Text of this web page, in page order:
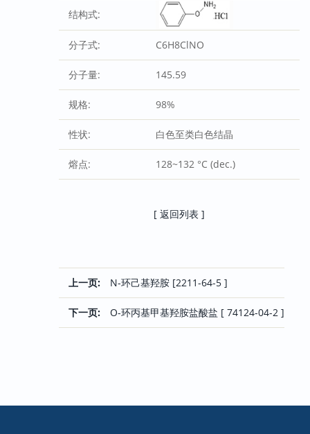
结构式:
分子式: C6H8ClNO
分子量: 145.59
规格: 98%
性状: 白色至类白色结晶
熔点: 128~132 °C (dec.)
[ 返回列表 ]
上一页: N-环己基羟胺 [2211-64-5 ]
下一页: O-环丙基甲基羟胺盐酸盐 [ 74124-04-2 ]